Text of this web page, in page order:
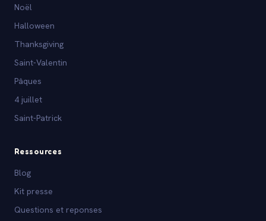
Noël
Halloween
Thanksgiving
Saint-Valentin
Pâques
4 juillet
Saint-Patrick
Ressources
Blog
Kit presse
Questions et reponses